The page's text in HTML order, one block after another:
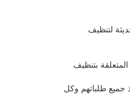
لتنظيف
بتنظيف
جميع طلباتهم وكل